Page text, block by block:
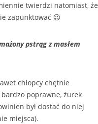
twierdzi natomiast, że
zapunktować 😉
pstrąg z masłem
chłopcy chętnie
bardzo poprawne, żurek
był dostać do niej
miejsca).